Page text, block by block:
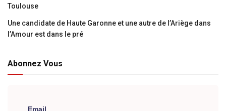
Toulouse
Une candidate de Haute Garonne et une autre de l’Ariège dans
l’Amour est dans le pré
Abonnez Vous
Email